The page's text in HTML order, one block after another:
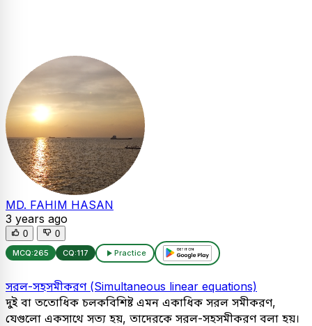
MD. FAHIM HASAN
3 years ago
0 0
MCQ:265 CQ:117 Practice
সরল-সহসমীকরণ (Simultaneous linear equations)
দুই বা ততোধিক চলকবিশিষ্ট এমন একাধিক সরল সমীকরণ,
যেগুলো একসাথে সত্য হয়, তাদেরকে সরল-সহসমীকরণ বলা হয়।